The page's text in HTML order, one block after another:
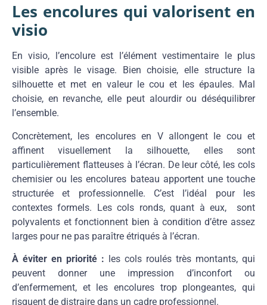
Les encolures qui valorisent en
visio
En visio, l’encolure est l’élément vestimentaire le plus
visible après le visage. Bien choisie, elle structure la
silhouette et met en valeur le cou et les épaules. Mal
choisie, en revanche, elle peut alourdir ou déséquilibrer
l’ensemble.
Concrètement, les encolures en V allongent le cou et
affinent visuellement la silhouette, elles sont
particulièrement flatteuses à l’écran. De leur côté, les cols
chemisier ou les encolures bateau apportent une touche
structurée et professionnelle. C’est l’idéal pour les
contextes formels. Les cols ronds, quant à eux, sont
polyvalents et fonctionnent bien à condition d’être assez
larges pour ne pas paraître étriqués à l’écran.
À éviter en priorité : les cols roulés très montants, qui
peuvent donner une impression d’inconfort ou
d’enfermement, et les encolures trop plongeantes, qui
risquent de distraire dans un cadre professionnel.